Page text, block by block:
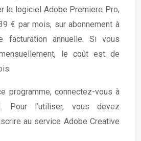
le logiciel Adobe Premiere Pro,
€ par mois, sur abonnement à
facturation annuelle. Si vous
le coût est de
programme, connectez-vous à
Pour l’utiliser, vous devez
au service Adobe Creative